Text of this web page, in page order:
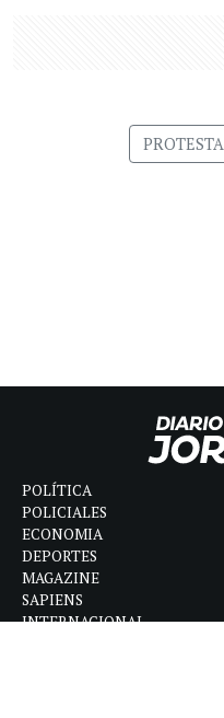
PROTESTA
POLÍTICA
POLICIALES
ECONOMIA
DEPORTES
MAGAZINE
SAPIENS
INTERNACIONAL